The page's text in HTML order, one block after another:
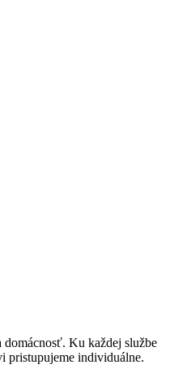
domácnosť. Ku každej službe
pristupujeme individuálne.